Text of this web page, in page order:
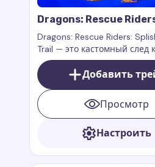
Dragons: Rescue
Cursor Trail
Dragons: Rescue Riders:
Trail — это кастомный след
вдохновленный
Сплішем из шоу Dragons:
Riders.
Добавить
Просмотр
Настроить